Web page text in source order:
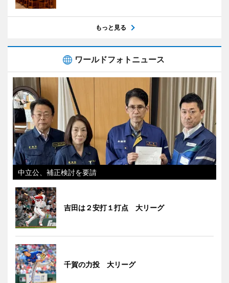
もっと見る
ワールドフォトニュース
中立公、補正検討を要請
吉田は２安打１打点 大リーグ
千賀の力投 大リーグ